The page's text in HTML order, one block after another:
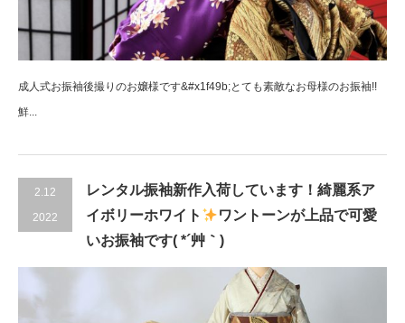
成人式お振袖後撮りのお嬢様です&#x1f49b;とても素敵なお母様のお振袖!!
鮮...
2.12
2022
レンタル振袖新作入荷しています！綺麗系ア
イボリーホワイト
ワントーンが上品で可愛
いお振袖です( *´艸｀)